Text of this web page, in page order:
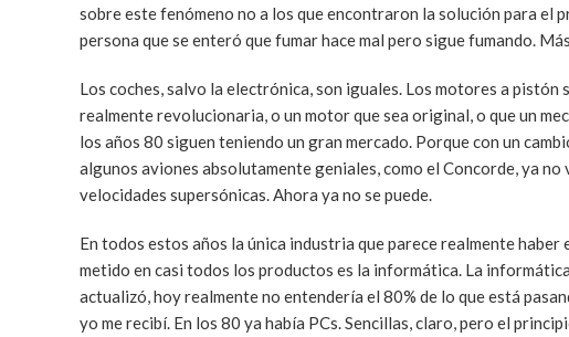
sobre este fenómeno no a los que encontraron la solución para el
persona que se enteró que fumar hace mal pero sigue fumando.
Los coches, salvo la electrónica, son iguales. Los motores a
realmente revolucionaria, o un motor que sea original, o que un
los años 80 siguen teniendo un gran mercado. Porque con un
algunos aviones absolutamente geniales, como el Concorde, ya
velocidades supersónicas. Ahora ya no se puede.
En todos estos años la única industria que parece realmente
metido en casi todos los productos es la informática. La
actualizó, hoy realmente no entendería el 80% de lo que está
yo me recibí. En los 80 ya había PCs. Sencillas, claro, pero el